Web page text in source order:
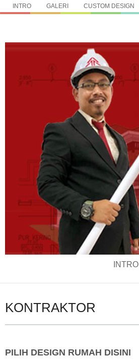
INTRO GALERI CUSTOM DESIGN
INTRO
KONTRAKTOR
PILIH DESIGN RUMAH DISINI